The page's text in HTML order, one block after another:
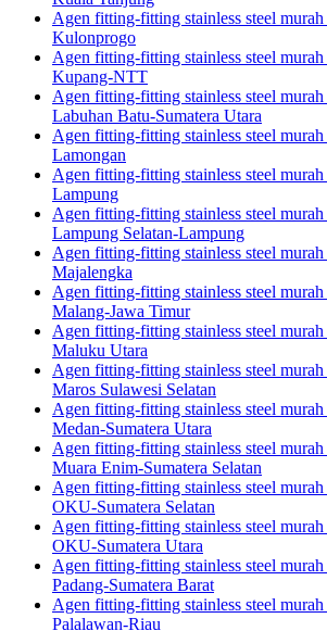
Agen fitting-fitting stainless steel
Kulonprogo
Agen fitting-fitting stainless steel
Kupang-NTT
Agen fitting-fitting stainless steel
Labuhan Batu-Sumatera Utara
Agen fitting-fitting stainless steel
Lamongan
Agen fitting-fitting stainless steel
Lampung
Agen fitting-fitting stainless steel
Lampung Selatan-Lampung
Agen fitting-fitting stainless steel
Majalengka
Agen fitting-fitting stainless steel
Malang-Jawa Timur
Agen fitting-fitting stainless steel
Maluku Utara
Agen fitting-fitting stainless steel
Maros Sulawesi Selatan
Agen fitting-fitting stainless steel
Medan-Sumatera Utara
Agen fitting-fitting stainless steel
Muara Enim-Sumatera Selatan
Agen fitting-fitting stainless steel
OKU-Sumatera Selatan
Agen fitting-fitting stainless steel
OKU-Sumatera Utara
Agen fitting-fitting stainless steel
Padang-Sumatera Barat
Agen fitting-fitting stainless steel
Palalawan-Riau